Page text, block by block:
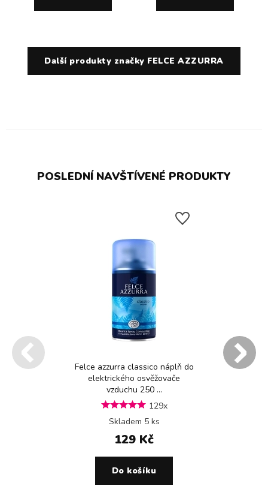
Další produkty značky FELCE AZZURRA
POSLEDNÍ NAVŠTÍVENÉ PRODUKTY
Felce azzurra classico náplň do
elektrického osvěžovače
vzduchu 250 ...
129x
Skladem 5 ks
129 Kč
Do košíku